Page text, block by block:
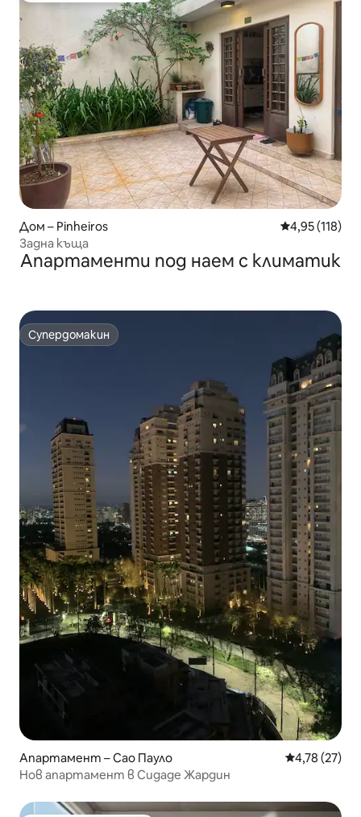
Дом – Pinheiros Средна
4,95 (118)
Задна къща
Апартаменти под наем с климатик
Супердомакин
Супердомакин
Апартамент – Сао Пауло Средна
4,78 (27)
Нов апартамент в Сидаде Жардин